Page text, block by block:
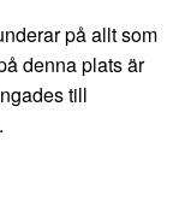
på allt som
denna plats är
till